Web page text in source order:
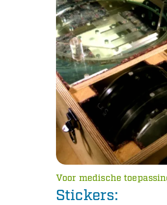
Voor medische
Stickers: